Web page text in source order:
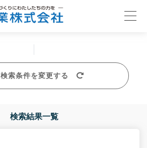
検索条件を変更する
検索結果一覧